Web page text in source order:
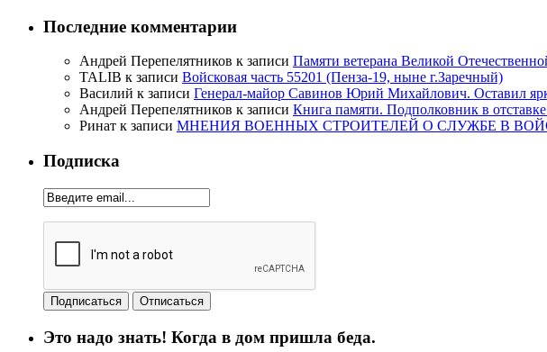
Последние комментарии
Андрей Перепелятников к записи Памяти ветерана Великой
TALIB к записи Войсковая часть 55201 (Пенза-19, ныне г.Заречный)
Василий к записи Генерал-майор Савинов Юрий Михайлович. Оставил
Андрей Перепелятников к записи Книга памяти. Подполковник в
Ринат к записи МНЕНИЯ ВОЕННЫХ СТРОИТЕЛЕЙ О СЛУЖБЕ В
Подписка
Это надо знать! Когда в дом пришла беда.